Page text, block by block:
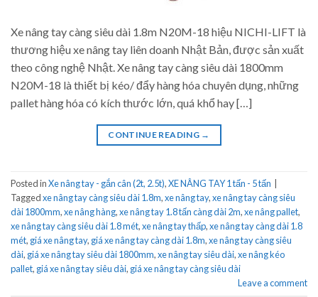
Xe nâng tay càng siêu dài 1.8m N20M-18 hiệu NICHI-LIFT là
thương hiệu xe nâng tay liên doanh Nhật Bản, được sản xuất
theo công nghệ Nhật. Xe nâng tay càng siêu dài 1800mm
N20M-18 là thiết bị kéo/ đẩy hàng hóa chuyên dụng, những
pallet hàng hóa có kích thước lớn, quá khổ hay […]
CONTINUE READING →
Posted inXe nâng tay - gắn cân (2t, 2.5t),XE NÂNG TAY 1 tấn - 5 tấn
Taggedxe nâng tay càng siêu dài 1.8m,xe nâng tay,xe nâng tay càng siêu
dài 1800mm,xe nâng hàng,xe nâng tay 1.8 tấn càng dài 2m,xe nâng pallet,
xe nâng tay càng siêu dài 1.8 mét,xe nâng tay thấp,xe nâng tay càng dài 1.8
mét, giá xe nâng tay, giá xe nâng tay càng dài 1.8m,xe nâng tay càng siêu
dài, giá xe nâng tay siêu dài 1800mm,xe nâng tay siêu dài,xe nâng kéo
pallet, giá xe nâng tay siêu dài, giá xe nâng tay càng siêu dài
Leave a comment